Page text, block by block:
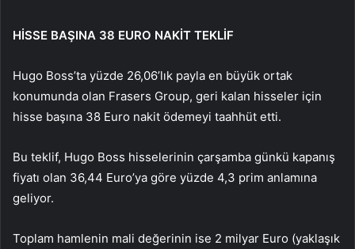
HİSSE BAŞINA 38 EURO NAKİT TEKLİF
Hugo Boss’ta yüzde 26,06’lık payla en büyük ortak
konumunda olan Frasers Group, geri kalan hisseler için
hisse başına 38 Euro nakit ödemeyi taahhüt etti.
Bu teklif, Hugo Boss hisselerinin çarşamba günkü kapanış
fiyatı olan 36,44 Euro’ya göre yüzde 4,3 prim anlamına
geliyor.
Toplam hamlenin mali değerinin ise 2 milyar Euro (yaklaşık